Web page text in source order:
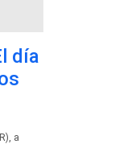
día
a